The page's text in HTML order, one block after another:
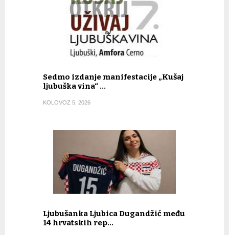
Sedmo izdanje manifestacije „Kušaj
ljubuška vina“ …
KOLOVOZ 5, 2026
Ljubušanka Ljubica Dugandžić među
14 hrvatskih rep…